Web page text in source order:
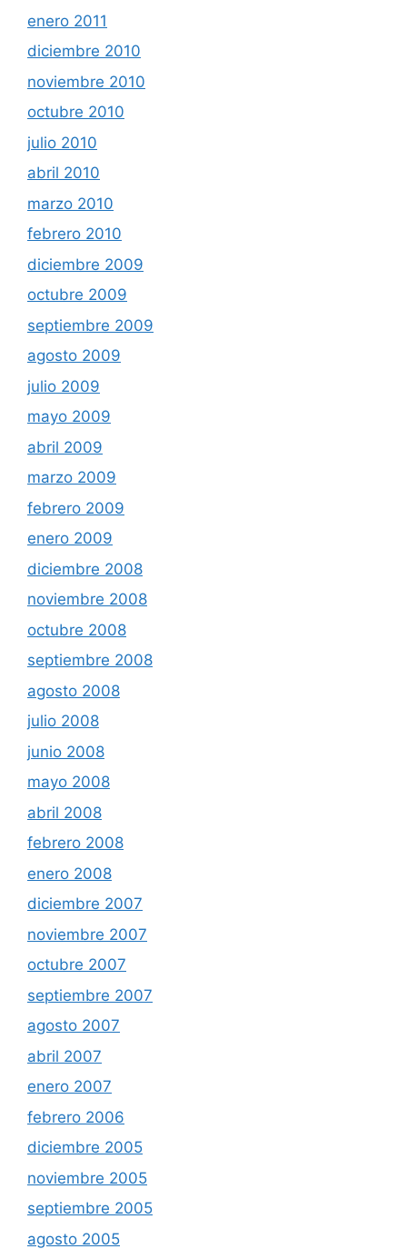
enero 2011
diciembre 2010
noviembre 2010
octubre 2010
julio 2010
abril 2010
marzo 2010
febrero 2010
diciembre 2009
octubre 2009
septiembre 2009
agosto 2009
julio 2009
mayo 2009
abril 2009
marzo 2009
febrero 2009
enero 2009
diciembre 2008
noviembre 2008
octubre 2008
septiembre 2008
agosto 2008
julio 2008
junio 2008
mayo 2008
abril 2008
febrero 2008
enero 2008
diciembre 2007
noviembre 2007
octubre 2007
septiembre 2007
agosto 2007
abril 2007
enero 2007
febrero 2006
diciembre 2005
noviembre 2005
septiembre 2005
agosto 2005